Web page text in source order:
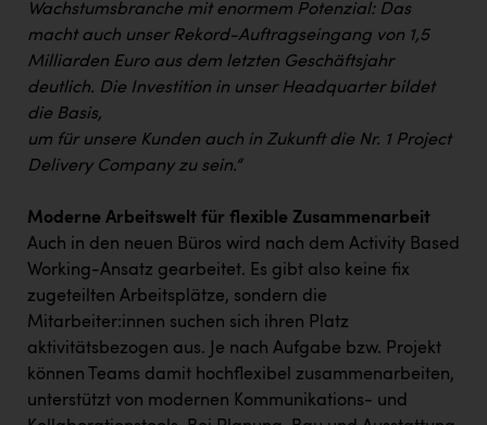
TRAILOMAT & Cycling Austria
VERITAS
Vier Diamanten
Vorlagenportal
Wirtschaftskammer OÖ
ZGONC
ZULuft - Zukunft Luft Austria
z.l.ö.
Wachstumsbranche mit enormem Potenzial: Das
macht auch unser Rekord-Auftragseingang von 1,5
Milliarden Euro aus dem letzten Geschäftsjahr
deutlich. Die Investition in unser Headquarter bildet
die Basis,
um für unsere Kunden auch in Zukunft die Nr. 1 Project
Delivery Company zu sein.“
Moderne Arbeitswelt für flexible Zusammenarbeit
Auch in den neuen Büros wird nach dem Activity Based
Working-Ansatz gearbeitet. Es gibt also keine fix
zugeteilten Arbeitsplätze, sondern die
Mitarbeiter:innen suchen sich ihren Platz
aktivitätsbezogen aus. Je nach Aufgabe bzw. Projekt
können Teams damit hochflexibel zusammenarbeiten,
unterstützt von modernen Kommunikations- und